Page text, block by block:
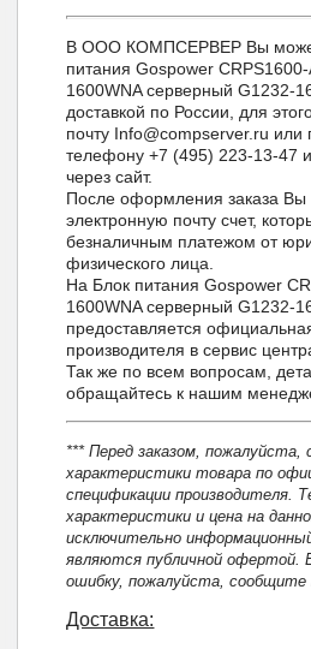
В ООО КОМПСЕРВЕР Вы
питания Gospower
1600WNA серверный G1232-
доставкой по России, для
почту Info@compserver.ru или
телефону +7 (495) 223-13-47
через сайт.
После оформления заказа Вы
электронную почту счет,
безналичным платежом от
физического лица.
На Блок питания Gospower
1600WNA серверный G1232-
предоставляется
производителя в сервис
Так же по всем вопросам,
обращайтесь к нашим
*** Перед заказом, пожалуйста,
характеристики товара по
спецификации производителя.
характеристики и цена на
исключительно
являются публичной офертой.
ошибку, пожалуйста, сообщите
Доставка: